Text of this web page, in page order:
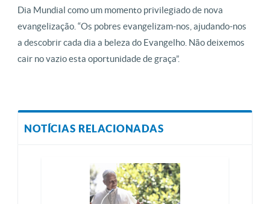
Dia Mundial como um momento privilegiado de nova
evangelização. “Os pobres evangelizam-nos, ajudando-nos
a descobrir cada dia a beleza do Evangelho. Não deixemos
cair no vazio esta oportunidade de graça”.
NOTÍCIAS RELACIONADAS